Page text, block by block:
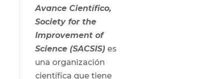
Avance Científico,
Society for the
Improvement of
Science (SACSIS) es
una organización
científica que tiene